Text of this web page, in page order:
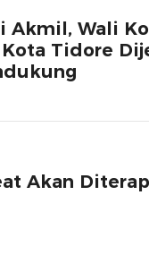
Akmil, Wali
Tidore
Akan